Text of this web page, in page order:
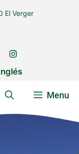
El Verger
Menu